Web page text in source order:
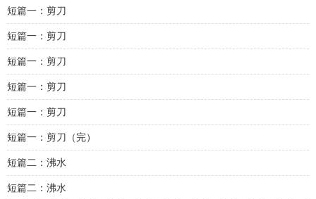
短篇一：剪刀
短篇一：剪刀
短篇一：剪刀
短篇一：剪刀
短篇一：剪刀
短篇一：剪刀（完）
短篇二：沸水
短篇二：沸水